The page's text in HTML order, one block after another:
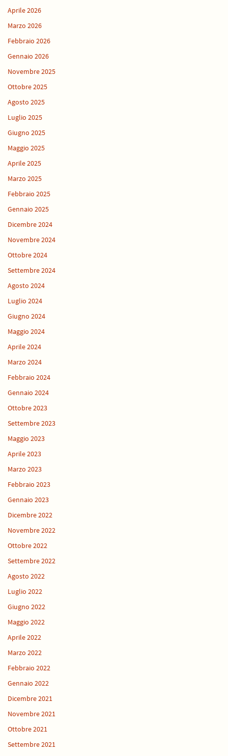
Aprile 2026
Marzo 2026
Febbraio 2026
Gennaio 2026
Novembre 2025
Ottobre 2025
Agosto 2025
Luglio 2025
Giugno 2025
Maggio 2025
Aprile 2025
Marzo 2025
Febbraio 2025
Gennaio 2025
Dicembre 2024
Novembre 2024
Ottobre 2024
Settembre 2024
Agosto 2024
Luglio 2024
Giugno 2024
Maggio 2024
Aprile 2024
Marzo 2024
Febbraio 2024
Gennaio 2024
Ottobre 2023
Settembre 2023
Maggio 2023
Aprile 2023
Marzo 2023
Febbraio 2023
Gennaio 2023
Dicembre 2022
Novembre 2022
Ottobre 2022
Settembre 2022
Agosto 2022
Luglio 2022
Giugno 2022
Maggio 2022
Aprile 2022
Marzo 2022
Febbraio 2022
Gennaio 2022
Dicembre 2021
Novembre 2021
Ottobre 2021
Settembre 2021